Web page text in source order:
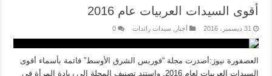
أقوى السيدات العربيات عام 2016
31 ديسمبر، 2016 أخبار سيدات رائدات 0
العصفورة نيوز:أصدرت مجلة “فوربس الشرق الأوسط” قائمة بأسماء أقوى
السيدات العربيات لعام 2016. واستند تصنيف المجلة إلى ريادة المرأة في